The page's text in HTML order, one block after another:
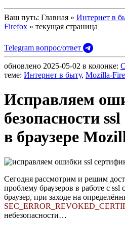
Ваш путь: Главная » Интернет в
Firefox » текущая страница
Telegram вопрос/ответ
обновлено 2025-05-02 в колонке:
теме: Интернет в быту, Mozilla-
Исправляем
безопасности
в браузере
Сегодня рассмотрим и решим
проблему браузеров в работе с ssl
браузер, при заходе на
небезопасности…